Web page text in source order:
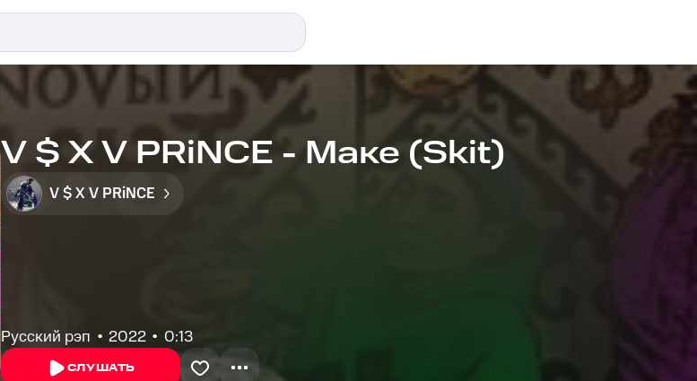
V $ X V PRiNCE - Маке (Skit)
V $ X V PRiNCE
Русский рэп 2022 0:13
СЛУШАТЬ